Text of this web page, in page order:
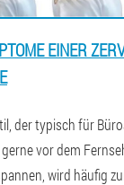
EINER
der typisch für
vor dem
wird häufig